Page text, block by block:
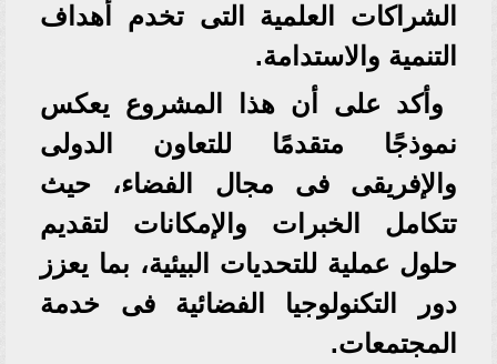
الشراكات العلمية التى تخدم أهداف
التنمية والاستدامة.
وأكد على أن هذا المشروع يعكس
نموذجًا متقدمًا للتعاون الدولى
والإفريقى فى مجال الفضاء، حيث
تتكامل الخبرات والإمكانات لتقديم
حلول عملية للتحديات البيئية، بما يعزز
دور التكنولوجيا الفضائية فى خدمة
المجتمعات.